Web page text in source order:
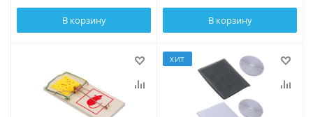
В корзину В корзину
ХИТ